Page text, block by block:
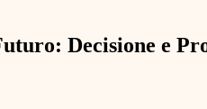
Decisione e